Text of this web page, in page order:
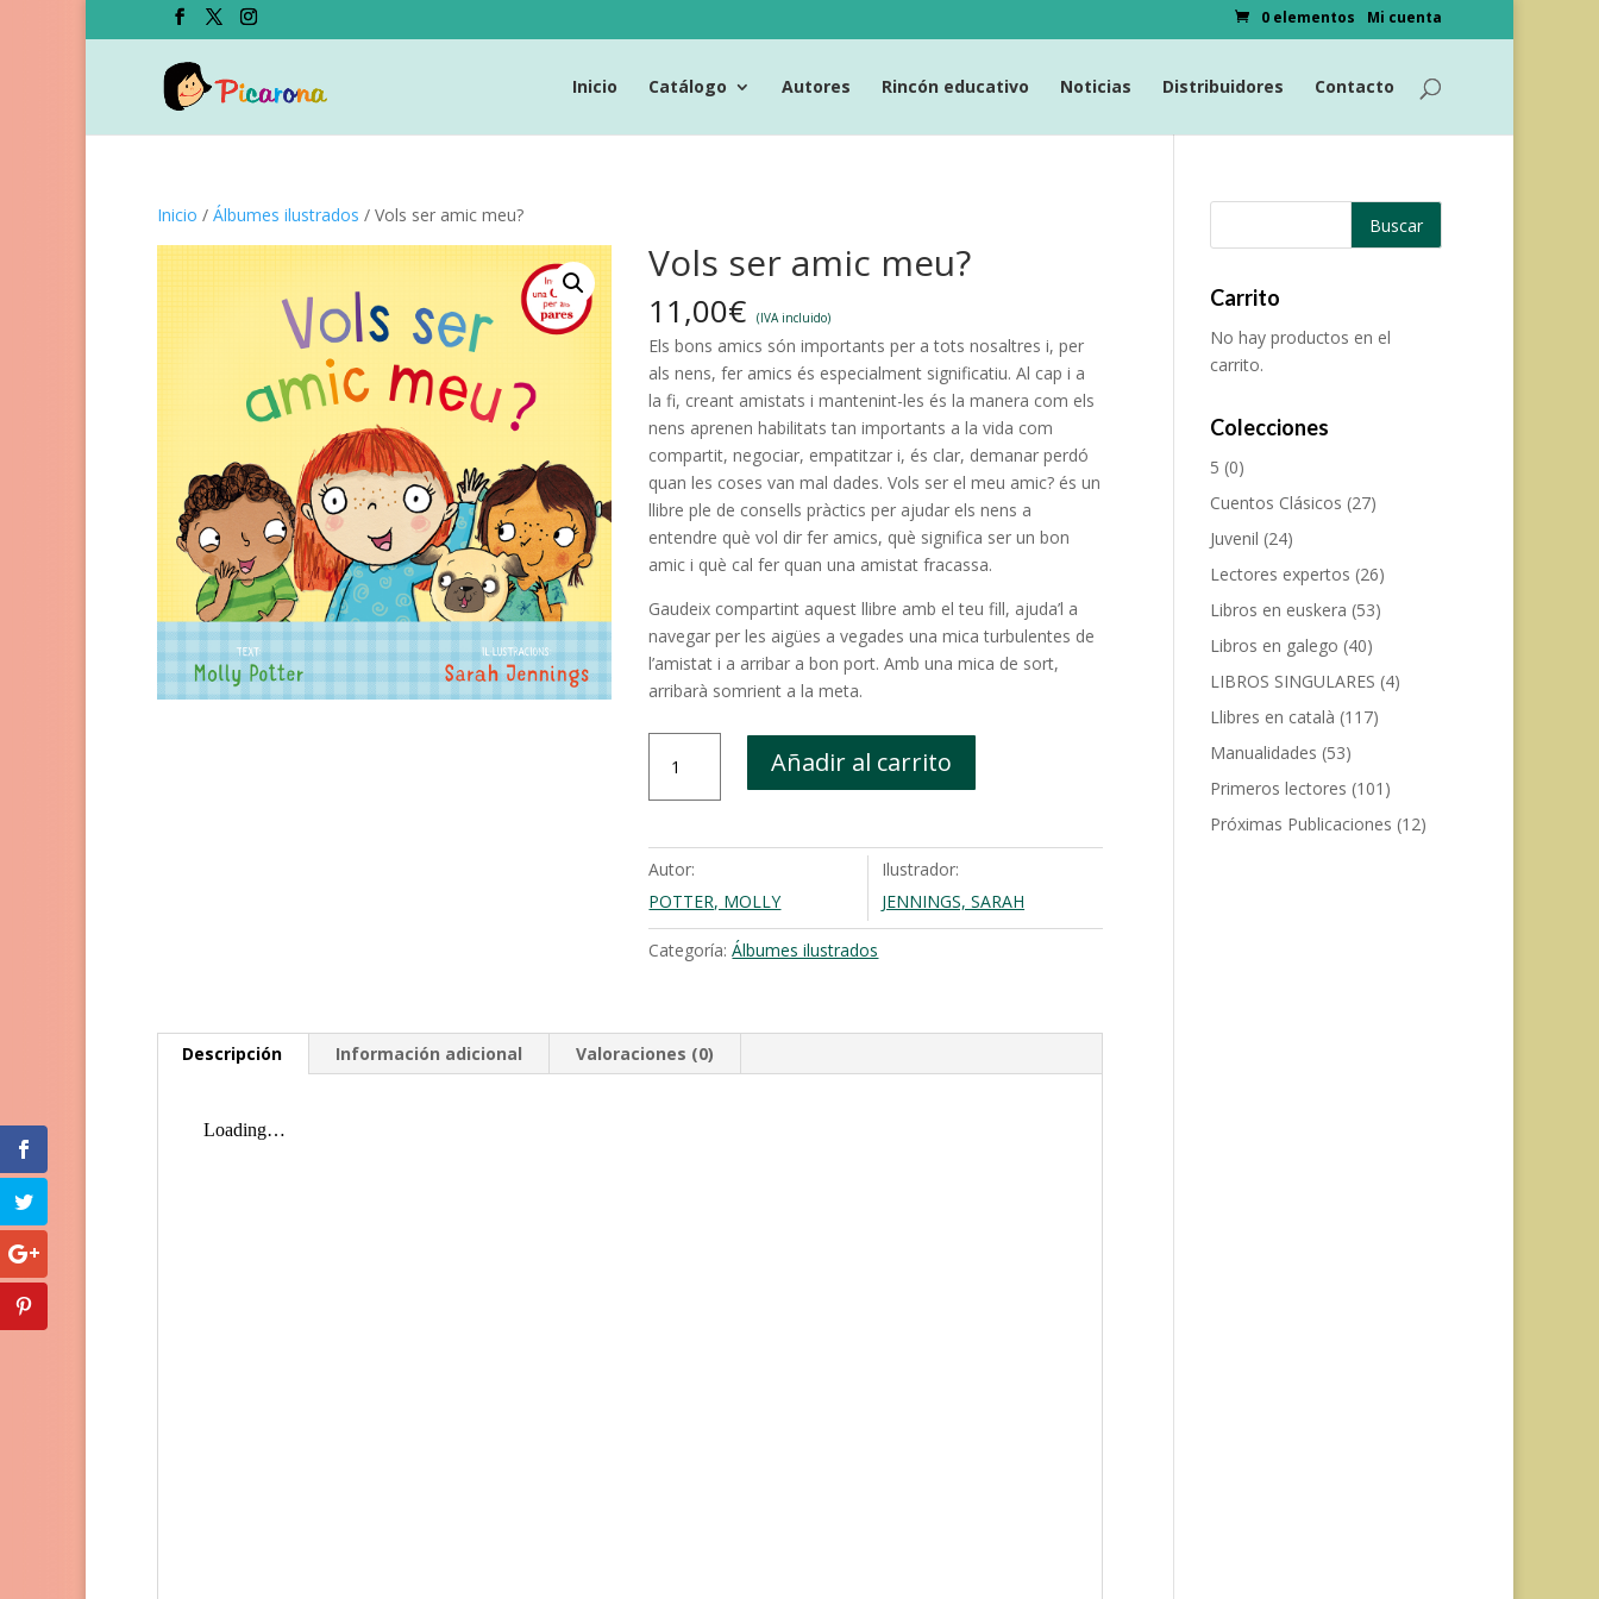
Mi cuenta
0 elementos
Inicio Catálogo Autores Rincón educativo Noticias Distribuidores Contacto
Inicio / Álbumes ilustrados / Vols ser amic meu?
Vols ser amic meu?
11,00€ (IVA incluido)
Els bons amics són importants per a tots nosaltres i, per
als nens, fer amics és especialment significatiu. Al cap i a
la fi, creant amistats i mantenint-les és la manera com els
nens aprenen habilitats tan importants a la vida com
compartit, negociar, empatitzar i, és clar, demanar perdó
quan les coses van mal dades. Vols ser el meu amic? és un
llibre ple de consells pràctics per ajudar els nens a
entendre què vol dir fer amics, què significa ser un bon
amic i què cal fer quan una amistat fracassa.
Gaudeix compartint aquest llibre amb el teu fill, ajuda’l a
navegar per les aigües a vegades una mica turbulentes de
l’amistat i a arribar a bon port. Amb una mica de sort,
arribarà somrient a la meta.
amic
cantidad
Añadir al carrito
Autor:
POTTER, MOLLY
Ilustrador:
JENNINGS, SARAH
Categoría:Álbumes ilustrados
Descripción Información adicional Valoraciones (0)
Carrito
No hay productos en el
carrito.
Colecciones
5 (0)
Cuentos Clásicos (27)
Juvenil (24)
Lectores expertos (26)
Libros en euskera (53)
Libros en galego (40)
LIBROS SINGULARES (4)
Llibres en català (117)
Manualidades (53)
Primeros lectores (101)
Próximas Publicaciones (12)